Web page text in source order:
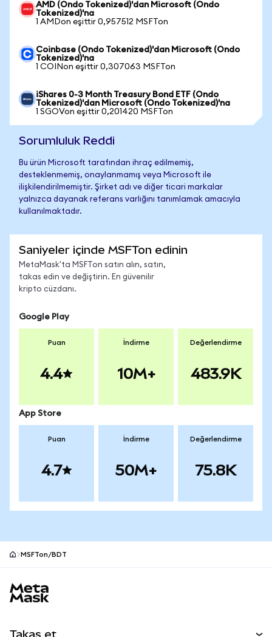
AMD (Ondo Tokenized)'dan Microsoft (Ondo
Tokenized)'na
1 AMDon eşittir 0,957512 MSFTon
Coinbase (Ondo Tokenized)'dan Microsoft (Ondo
Tokenized)'na
1 COINon eşittir 0,307063 MSFTon
iShares 0-3 Month Treasury Bond ETF (Ondo
Tokenized)'dan Microsoft (Ondo Tokenized)'na
1 SGOVon eşittir 0,201420 MSFTon
Sorumluluk Reddi
Bu ürün Microsoft tarafından ihraç edilmemiş,
desteklenmemiş, onaylanmamış veya Microsoft ile
ilişkilendirilmemiştir. Şirket adı ve diğer ticari markalar
yalnızca dayanak referans varlığını tanımlamak amacıyla
kullanılmaktadır.
Saniyeler içinde MSFTon edinin
MetaMask'ta MSFTon satın alın, satın,
takas edin ve değiştirin. En güvenilir
kripto cüzdanı.
Google Play
Puan
4.4
İndirme
10M+
Değerlendirme
483.9K
App Store
Puan
4.7
İndirme
50M+
Değerlendirme
75.8K
MSFTon/BDT
Takas et